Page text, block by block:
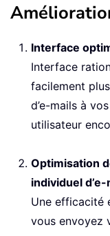
Interface
Interface
facilement
d’e-mails à
utilisateur
Optimisation
individuel
Une efficacité
vous envoyez